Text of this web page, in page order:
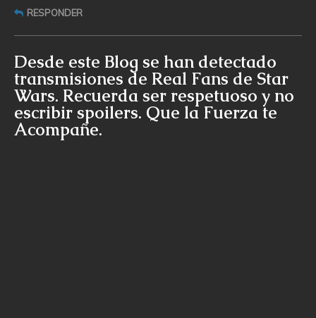
RESPONDER
Desde este Blog se han detectado
transmisiones de Real Fans de Star
Wars. Recuerda ser respetuoso y no
escribir spoilers. Que la Fuerza te
Acompañe.